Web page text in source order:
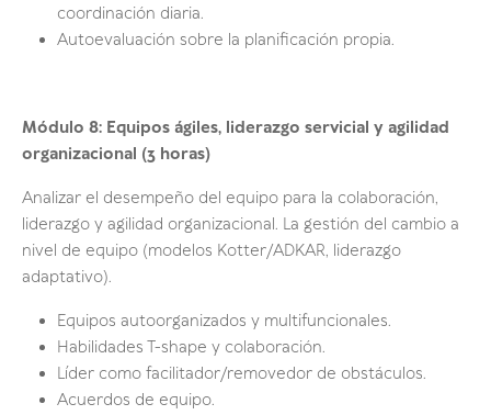
coordinación diaria.
Autoevaluación sobre la planificación propia.
Módulo 8: Equipos ágiles, liderazgo servicial y agilidad
organizacional (3 horas)
Analizar el desempeño del equipo para la colaboración,
liderazgo y agilidad organizacional. La gestión del cambio a
nivel de equipo (modelos Kotter/ADKAR, liderazgo
adaptativo).
Equipos autoorganizados y multifuncionales.
Habilidades T-shape y colaboración.
Líder como facilitador/removedor de obstáculos.
Acuerdos de equipo.